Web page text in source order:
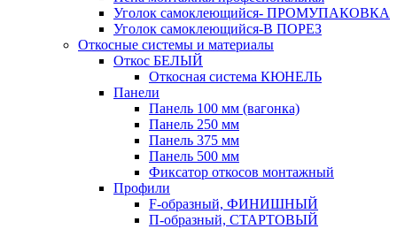
Уголок самоклеющийся- ПРОМУПАКОВКА
Уголок самоклеющийся-В ПОРЕЗ
Откосные системы и материалы
Откос БЕЛЫЙ
Откосная система КЮНЕЛЬ
Панели
Панель 100 мм (вагонка)
Панель 250 мм
Панель 375 мм
Панель 500 мм
Фиксатор откосов монтажный
Профили
F-образный, ФИНИШНЫЙ
П-образный, СТАРТОВЫЙ